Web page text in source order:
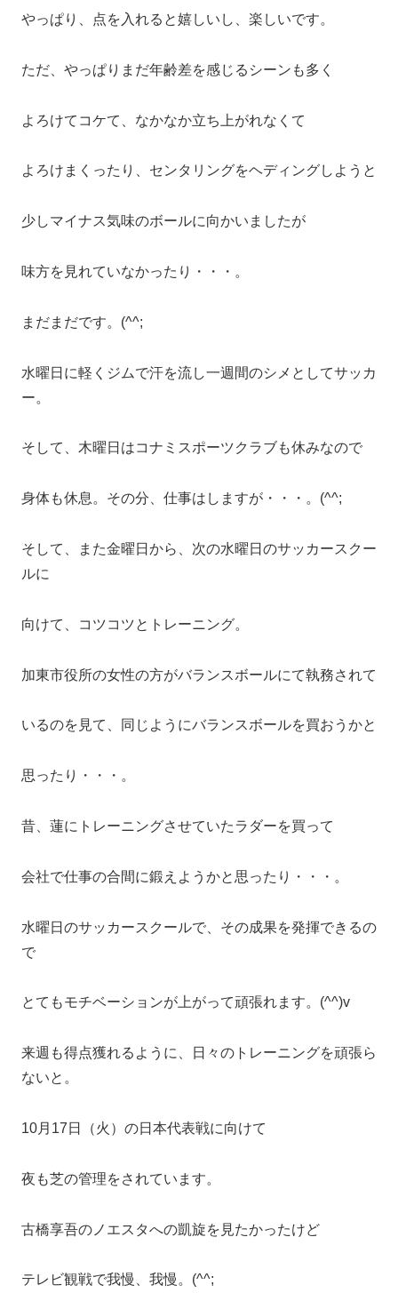
やっぱり、点を入れると嬉しいし、楽しいです。
ただ、やっぱりまだ年齢差を感じるシーンも多く
よろけてコケて、なかなか立ち上がれなくて
よろけまくったり、センタリングをヘディングしようと
少しマイナス気味のボールに向かいましたが
味方を見れていなかったり・・・。
まだまだです。(^^;
水曜日に軽くジムで汗を流し一週間のシメとしてサッカ
ー。
そして、木曜日はコナミスポーツクラブも休みなので
身体も休息。その分、仕事はしますが・・・。(^^;
そして、また金曜日から、次の水曜日のサッカースクー
ルに
向けて、コツコツとトレーニング。
加東市役所の女性の方がバランスボールにて執務されて
いるのを見て、同じようにバランスボールを買おうかと
思ったり・・・。
昔、蓮にトレーニングさせていたラダーを買って
会社で仕事の合間に鍛えようかと思ったり・・・。
水曜日のサッカースクールで、その成果を発揮できるの
で
とてもモチベーションが上がって頑張れます。(^^)v
来週も得点獲れるように、日々のトレーニングを頑張ら
ないと。
10月17日（火）の日本代表戦に向けて
夜も芝の管理をされています。
古橋享吾のノエスタへの凱旋を見たかったけど
テレビ観戦で我慢、我慢。(^^;